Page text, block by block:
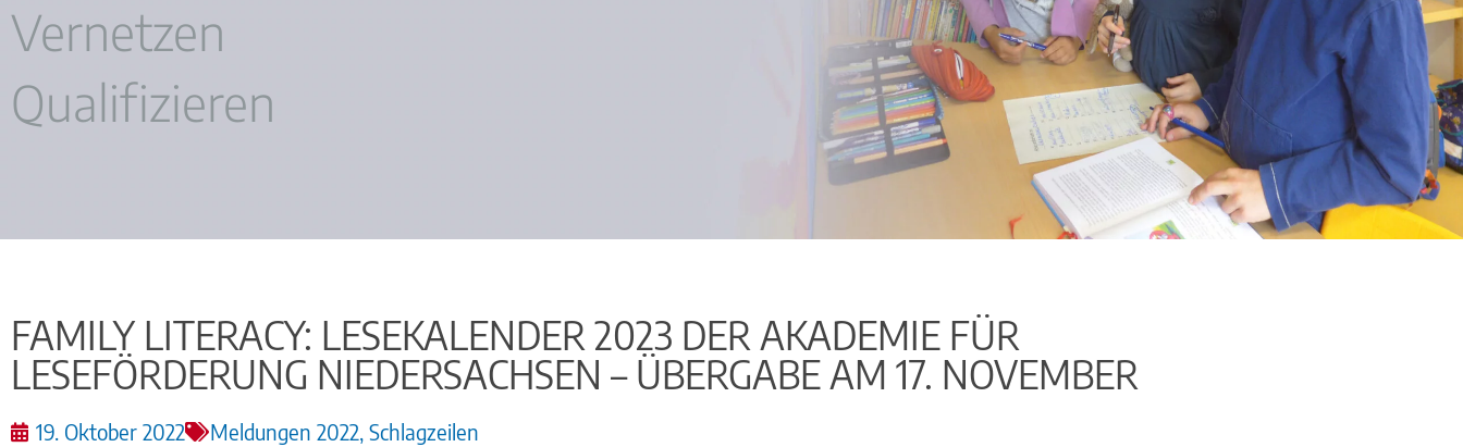
Vernetzen
Qualifizieren
FAMILY LITERACY: LESEKALENDER 2023 DER AKADEMIE FÜR
LESEFÖRDERUNG NIEDERSACHSEN – ÜBERGABE AM 17. NOVEMBER
19. Oktober 2022 Meldungen 2022, Schlagzeilen